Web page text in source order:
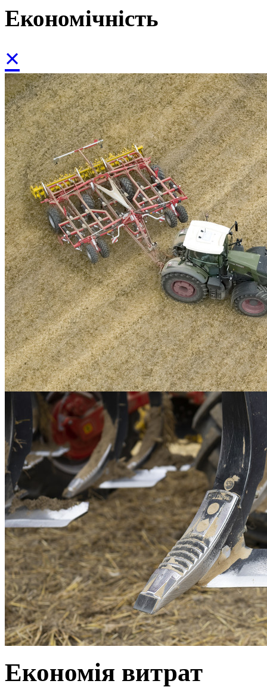
Економічність
×
Економія витрат